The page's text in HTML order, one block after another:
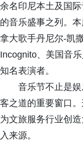
余名印尼本土及国
的音乐盛事之列。
拿大歌手丹尼尔-凯
Incognito、美国音
知名表演者。
音乐节不止是
客之道的重要窗口
为文旅服务行业创
入来源。